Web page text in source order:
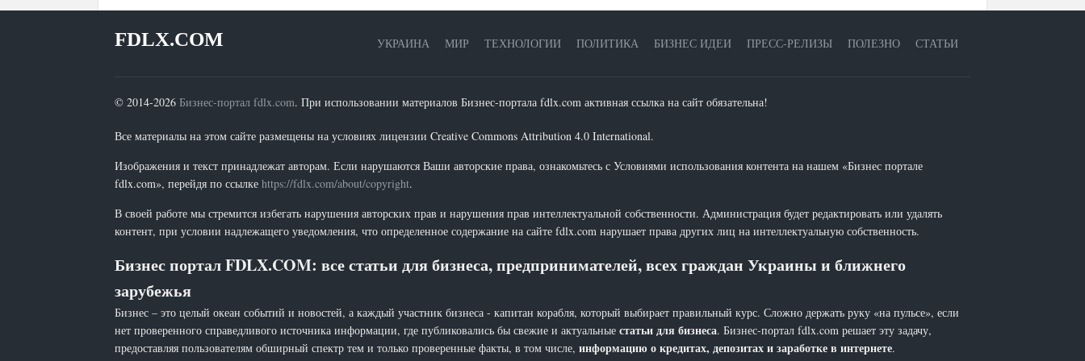
УКРАИНА МИР ТЕХНОЛОГИИ ПОЛИТИКА БИЗНЕС ИДЕИ ПРЕСС-РЕЛИЗЫ ПОЛЕЗНО СТАТЬИ
FDLX.COM
© 2014-2026 Бизнес-портал fdlx.com. При использовании материалов Бизнес-портала fdlx.com активная ссылка на сайт обязательна!
Все материалы на этом сайте размещены на условиях лицензии Creative Commons Attribution 4.0 International.
Изображения и текст принадлежат авторам. Если нарушаются Ваши авторские права, ознакомьтесь с Условиями использования контента на нашем «Бизнес портале
fdlx.com», перейдя по ссылке https://fdlx.com/about/copyright.
В своей работе мы стремится избегать нарушения авторских прав и нарушения прав интеллектуальной собственности. Администрация будет редактировать или удалять
контент, при условии надлежащего уведомления, что определенное содержание на сайте fdlx.com нарушает права других лиц на интеллектуальную собственность.
Бизнес портал FDLX.COM: все статьи для бизнеса, предпринимателей, всех граждан Украины и ближнего
зарубежья
Бизнес – это целый океан событий и новостей, а каждый участник бизнеса - капитан корабля, который выбирает правильный курс. Сложно держать руку «на пульсе», если
нет проверенного справедливого источника информации, где публиковались бы свежие и актуальные статьи для бизнеса. Бизнес-портал fdlx.com решает эту задачу,
предоставляя пользователям обширный спектр тем и только проверенные факты, в том числе, информацию о кредитах, депозитах и заработке в интернете.